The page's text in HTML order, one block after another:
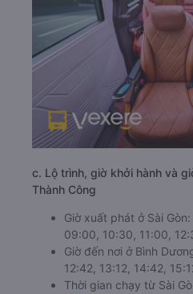
c. Lộ trình, giờ khởi hành và
Thành Công
Giờ xuất phát ở Sài
09:00, 10:30, 11:00,
Giờ đến nơi ở Bình
12:42, 13:12, 14:42,
Thời gian chạy từ Sài